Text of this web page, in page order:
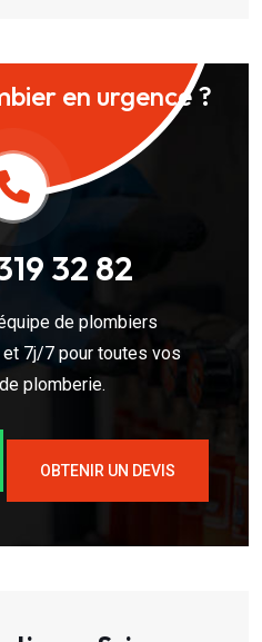
en urgence ?
32 82
de plombiers
7j/7 pour toutes vos
plomberie.
OBTENIR UN DEVIS